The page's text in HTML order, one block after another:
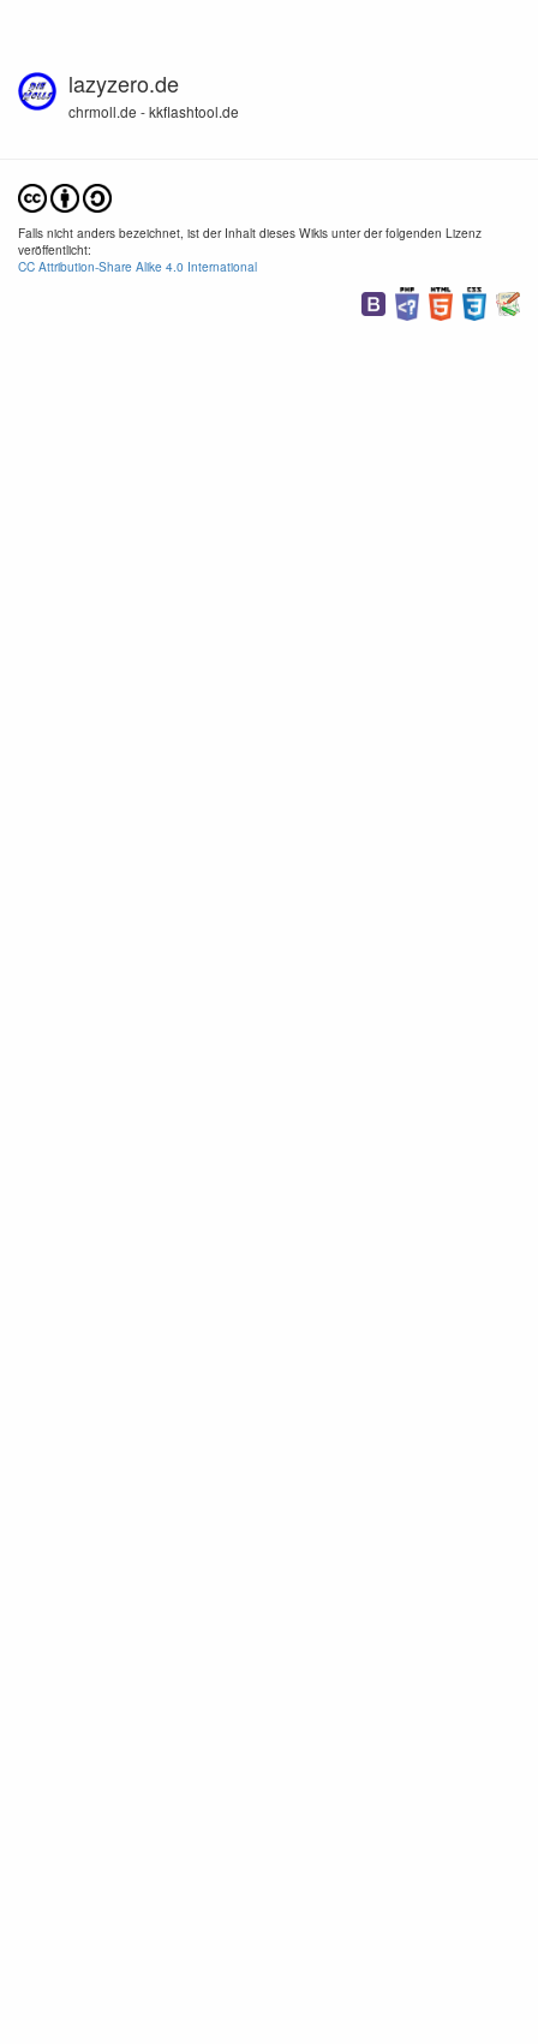
lazyzero.de
chrmoll.de - kkflashtool.de
Falls nicht anders bezeichnet, ist der Inhalt dieses Wikis unter der folgenden Lizenz
veröffentlicht:
CC Attribution-Share Alike 4.0 International